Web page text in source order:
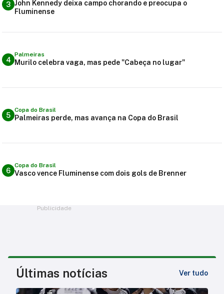
3 John Kennedy deixa campo chorando e preocupa o
Fluminense
4
Palmeiras
Murilo celebra vaga, mas pede "Cabeça no lugar"
5
Copa do Brasil
Palmeiras perde, mas avança na Copa do Brasil
6
Copa do Brasil
Vasco vence Fluminense com dois gols de Brenner
Publicidade
Últimas notícias Ver tudo